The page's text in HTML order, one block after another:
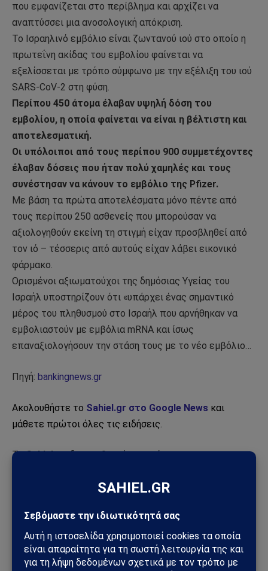
που εμφανίζεται στο περίβλημα και αρχίζει να
αναπτύσσει μια ανοσολογική απόκριση.
Το Ισραηλινό εμβόλιο είναι ζωντανού ιού στο οποίο η
πρωτεΐνη ακίδας του εμβολίου φαίνεται να
εξελίσσεται με τρόπο σύμφωνο με την εξέλιξη του ιού
SARS-CoV-2 στη φύση.
Περίπου 450 άτομα έλαβαν υψηλή δόση του
εμβολίου, η οποία φαίνεται να είναι η βέλτιστη και
αποτελεσματική.
Οι υπόλοιποι από τους περίπου 900 συμμετέχοντες
έλαβαν δόσεις που ήταν πολύ χαμηλές και τους
συνέστησαν να κάνουν το εμβόλιο της Pfizer.
Με βάση τα πρώτα αποτελέσματα μόνο πέντε από
τους περίπου 250 ασθενείς που μπορούσαν να
αξιολογηθούν εκείνη τη στιγμή είχαν προσβληθεί από
τον ιό – τέσσερις από αυτούς είχαν λάβει εικονικό
φάρμακο.
Ορισμένοι αξιωματούχοι της δημόσιας Υγείας του
Ισραήλ υποστηρίζουν ότι «υπάρχει ένας σημαντικό
μέρος του πληθυσμού στο Ισραήλ που αρνήθηκαν να
εμβολιαστούν με εμβόλια mRNA και ίσως
επαναξιολογήσουν την στάση τους με το νέο εμβόλιο…
Πηγή: bankingnews.gr
Ακολουθήστε το Sahiel.gr στο Google News και
μάθετε πρώτοι όλες τις ειδήσεις.
ΤοSahiel.gr, δεν υιοθετεί τις απόψεις των
(εξωτερικών) ειδησειογραφικών πηγών μέσω
με στόχο την ενημέρωση. Στο τέλος κάθε τέτοιου
άρθρου αναγράφεται ευκρινώς η πηγή του.